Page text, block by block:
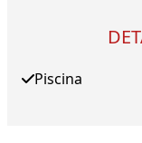
Piscina